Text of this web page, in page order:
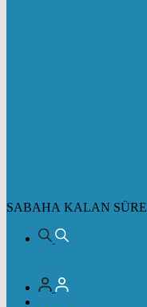
SABAHA KALAN SÜRE